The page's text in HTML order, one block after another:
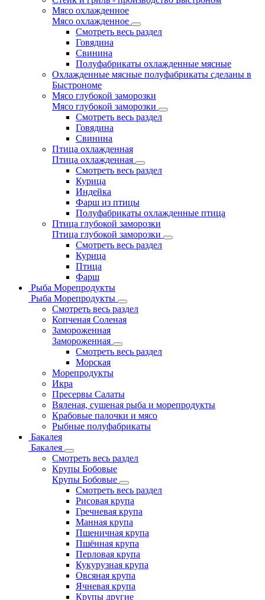
Мясо охлажденное
Мясо охлажденное
Смотреть весь раздел
Говядина
Свинина
Полуфабрикаты охлажденные мясные
Охлажденные мясные полуфабрикаты сделаны в
Быстрономе
Мясо глубокой заморозки
Мясо глубокой заморозки
Смотреть весь раздел
Говядина
Свинина
Птица охлажденная
Птица охлажденная
Смотреть весь раздел
Курица
Индейка
Фарш из птицы
Полуфабрикаты охлажденные птица
Птица глубокой заморозки
Птица глубокой заморозки
Смотреть весь раздел
Курица
Птица
Фарш
Рыба Морепродукты
Рыба Морепродукты
Смотреть весь раздел
Копченая Соленая
Замороженная
Замороженная
Смотреть весь раздел
Морская
Морепродукты
Икра
Пресервы Салаты
Вяленая, сушеная рыба и морепродукты
Крабовые палочки и мясо
Рыбные полуфабрикаты
Бакалея
Бакалея
Смотреть весь раздел
Крупы Бобовые
Крупы Бобовые
Смотреть весь раздел
Рисовая крупа
Гречневая крупа
Манная крупа
Пшеничная крупа
Пшённая крупа
Перловая крупа
Кукурузная крупа
Овсяная крупа
Ячневая крупа
Крупы другие